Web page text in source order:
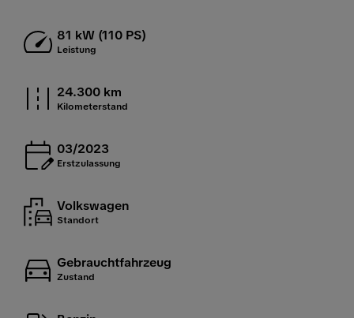
81 kW (110 PS)
Leistung
24.300 km
Kilometerstand
03/2023
Erstzulassung
Volkswagen
Standort
Gebrauchtfahrzeug
Zustand